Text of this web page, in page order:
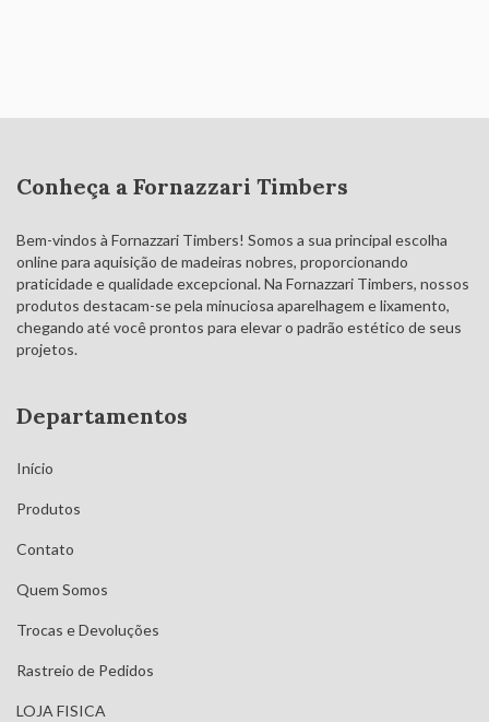
Conheça a Fornazzari Timbers
Bem-vindos à Fornazzari Timbers! Somos a sua principal escolha
online para aquisição de madeiras nobres, proporcionando
praticidade e qualidade excepcional. Na Fornazzari Timbers, nossos
produtos destacam-se pela minuciosa aparelhagem e lixamento,
chegando até você prontos para elevar o padrão estético de seus
projetos.
Departamentos
Início
Produtos
Contato
Quem Somos
Trocas e Devoluções
Rastreio de Pedidos
LOJA FISICA